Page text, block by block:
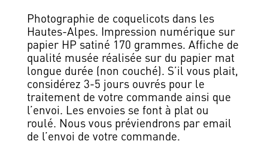
Photographie de coquelicots dans les
Hautes-Alpes. Impression numérique sur
papier HP satiné 170 grammes. Affiche de
qualité musée réalisée sur du papier mat
longue durée (non couché). S’il vous plait,
considérez 3-5 jours ouvrés pour le
traitement de votre commande ainsi que
l’envoi. Les envoies se font à plat ou
roulé. Nous vous préviendrons par email
de l’envoi de votre commande.